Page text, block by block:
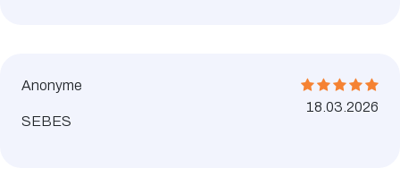
Anonyme
SEBES
18.03.2026